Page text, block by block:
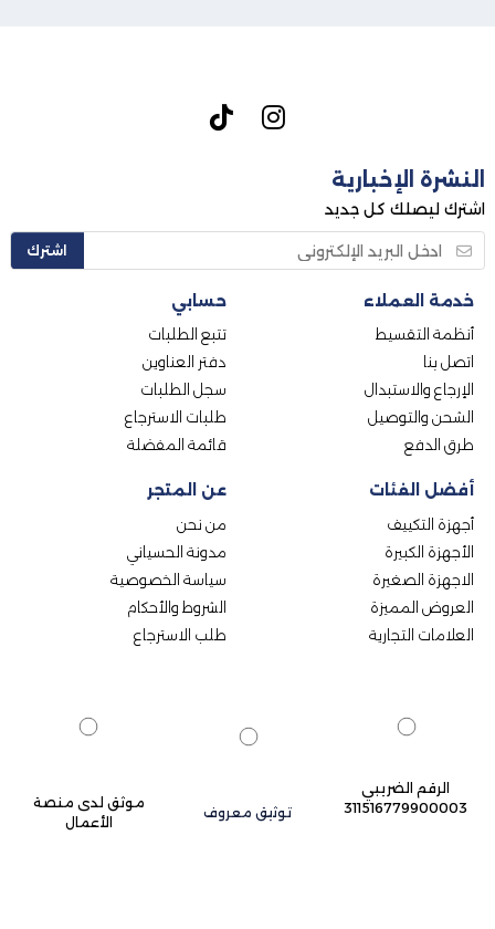
النشرة الإخبارية
اشترك ليصلك كل جديد
اشترك
عن المتجر
من نحن
مدونة الحسياني
سياسة الخصوصية
الشروط والأحكام
طلب الاسترجاع
خدمة العملاء
أنظمة التقسيط
اتصل بنا
الإرجاع والاستبدال
الشحن والتوصيل
طرق الدفع
حسابي
تتبع الطلبات
دفتر العناوين
سجل الطلبات
طلبات الاسترجاع
قائمة المفضلة
أفضل الفئات
أجهزة التكييف
الأجهزة الكبيرة
الاجهزة الصغيرة
العروض المميزة
العلامات التجارية
الرقم الضريبي
311516779900003
توثيق معروف
موثق لدى منصة
الأعمال